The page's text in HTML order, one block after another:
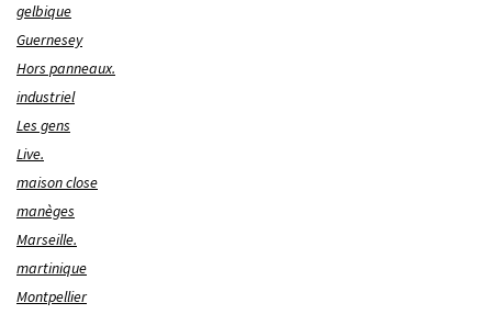
gelbique
Guernesey
Hors panneaux.
industriel
Les gens
Live.
maison close
manèges
Marseille.
martinique
Montpellier